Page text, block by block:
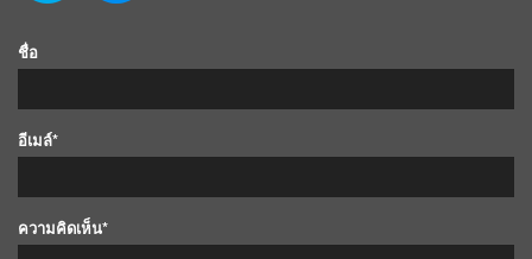
ชื่อ
อีเมล์*
ความคิดเห็น*